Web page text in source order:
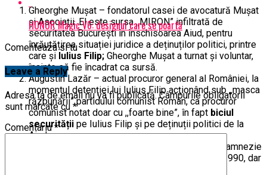
Gheorghe Mușat – fondatorul casei de avocatură Mușat
și Asociații. El este sursa ,,MIRON” infiltrată de
securitatea București în înschisoarea Aiud, pentru
înrăutățirea situației juridice a deținuților politici, printre
care și Iulius Filip; Gheorghe Mușat a turnat și voluntar,
înainte să fie încadrat ca sursă.
Augustin Lazăr – actual procuror general al României, la
momentul detenției lui Iulius Filip acționând sub ,,masca
răzbunării” partidului comunist Român, ca procuror
comunist notat doar cu ,,foarte bine”, în fapt biciul
securității pe Iulius Filip și pe deținuții politici de la
Aiud;
Serviciul Român de Informații, care suferă de o amnezie
profundă privind cadrele securității preluate în 1990, dar
HONOR Magic V6: designul care se poartă
Comenteaza si tu
Leave a Reply
Adresa ta de email nu va fi publicată. Câmpurile obligatorii
sunt marcate cu *
Comentariu*